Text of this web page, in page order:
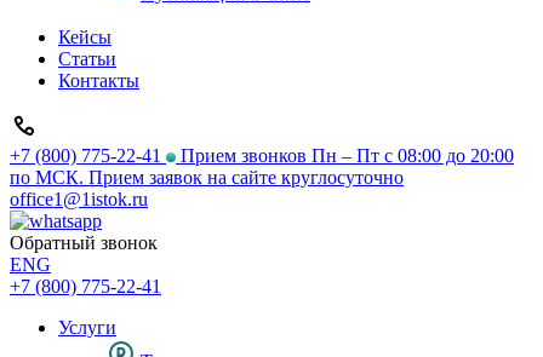
Кейсы
Статьи
Контакты
+7 (800) 775-22-41
Прием звонков Пн – Пт с 08:00 до 20:00
по МСК. Прием заявок на сайте круглосуточно
office1@1istok.ru
Обратный звонок
ENG
+7 (800) 775-22-41
Услуги